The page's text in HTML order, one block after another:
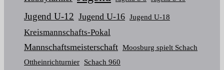
Jugend U-12 Jugend U-16 Jugend U-18
Kreismannschafts-Pokal
Mannschaftsmeisterschaft Moosburg spielt Schach
Ottheinrichturnier Schach 960